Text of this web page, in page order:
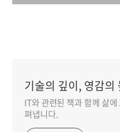
기술의 깊이, 영감의
IT와 관련된 책과 함께 삶
펴냅니다.